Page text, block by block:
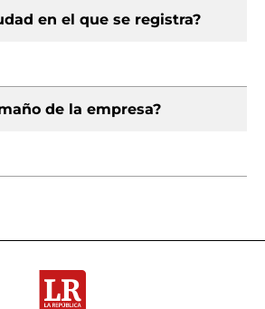
en el que se registra?
de la empresa?